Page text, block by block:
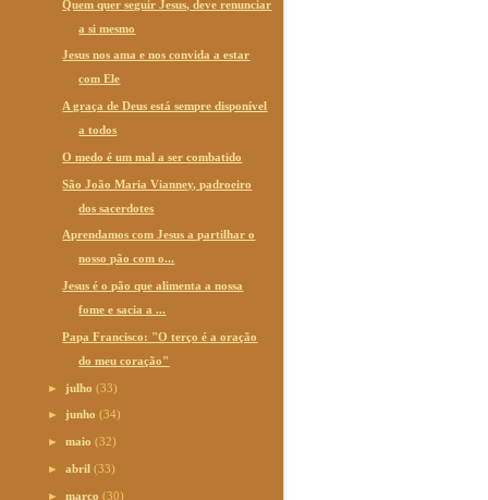
Quem quer seguir Jesus, deve renunciar
a si mesmo
Jesus nos ama e nos convida a estar
com Ele
A graça de Deus está sempre disponível
a todos
O medo é um mal a ser combatido
São João Maria Vianney, padroeiro
dos sacerdotes
Aprendamos com Jesus a partilhar o
nosso pão com o...
Jesus é o pão que alimenta a nossa
fome e sacia a ...
Papa Francisco: "O terço é a oração
do meu coração"
► julho(33)
► junho(34)
►maio(32)
►abril(33)
►março(30)